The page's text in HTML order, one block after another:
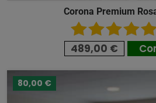
Corona Premium
489,00 €
80,00 €